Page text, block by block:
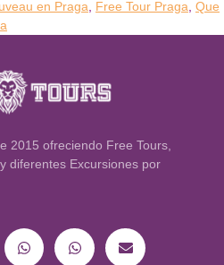
en Praga, Free Tour Praga, Que
2015 ofreciendo Free Tours,
diferentes Excursiones por